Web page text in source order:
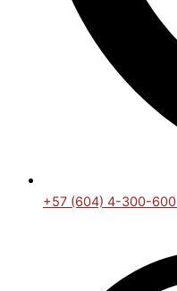
+57 (604) 4-300-600 |